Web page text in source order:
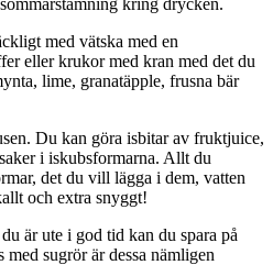
med vätska med en
eller krukor med kran med det du
lime, granatäpple, frusna bär
Du kan göra isbitar av fruktjuice,
i iskubsformarna. Allt du
det du vill lägga i dem, vatten
och extra snyggt!
är ute i god tid kan du spara på
sugrör är dessa nämligen